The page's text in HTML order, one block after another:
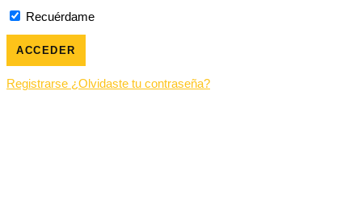
Recuérdame
Registrarse ¿Olvidaste tu contraseña?